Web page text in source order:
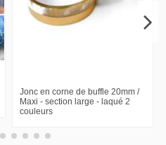
Jonc en corne de buffle 20mm /
Maxi - section large - laqué 2
couleurs